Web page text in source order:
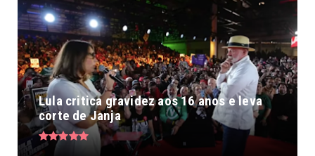
Lula critica gravidez aos 16 anos e leva
corte de Janja